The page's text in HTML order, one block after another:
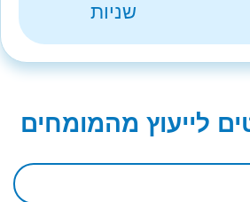
שניות
לייעוץ מהמומחים